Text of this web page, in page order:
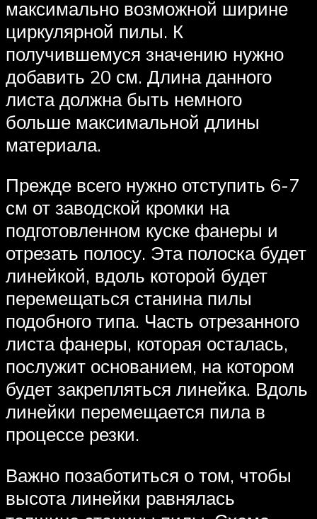
максимально возможной ширине
циркулярной пилы. К
получившемуся значению нужно
добавить 20 см. Длина данного
листа должна быть немного
больше максимальной длины
материала.
Прежде всего нужно отступить 6-7
см от заводской кромки на
подготовленном куске фанеры и
отрезать полосу. Эта полоска будет
линейкой, вдоль которой будет
перемещаться станина пилы
подобного типа. Часть отрезанного
листа фанеры, которая осталась,
послужит основанием, на котором
будет закрепляться линейка. Вдоль
линейки перемещается пила в
процессе резки.
Важно позаботиться о том, чтобы
высота линейки равнялась